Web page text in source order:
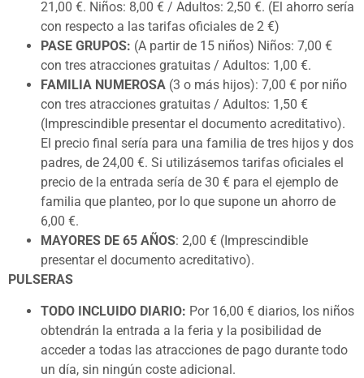
21,00 €. Niños: 8,00 € / Adultos: 2,50 €. (El ahorro sería
con respecto a las tarifas oficiales de 2 €)
PASE GRUPOS: (A partir de 15 niños) Niños: 7,00 €
con tres atracciones gratuitas / Adultos: 1,00 €.
FAMILIA NUMEROSA (3 o más hijos): 7,00 € por niño
con tres atracciones gratuitas / Adultos: 1,50 €
(Imprescindible presentar el documento acreditativo).
El precio final sería para una familia de tres hijos y dos
padres, de 24,00 €. Si utilizásemos tarifas oficiales el
precio de la entrada sería de 30 € para el ejemplo de
familia que planteo, por lo que supone un ahorro de
6,00 €.
MAYORES DE 65 AÑOS: 2,00 € (Imprescindible
presentar el documento acreditativo).
PULSERAS
TODO INCLUIDO DIARIO: Por 16,00 € diarios, los niños
obtendrán la entrada a la feria y la posibilidad de
acceder a todas las atracciones de pago durante todo
un día, sin ningún coste adicional.